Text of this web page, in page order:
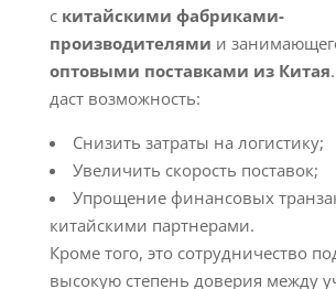
с китайскими фабриками-
производителями и
оптовыми поставками из Китая
даст возможность:
Снизить затраты на логистику;
Увеличить скорость поставок;
Упрощение финансовых
китайскими партнерами.
Кроме того, это сотрудничество
высокую степень доверия между